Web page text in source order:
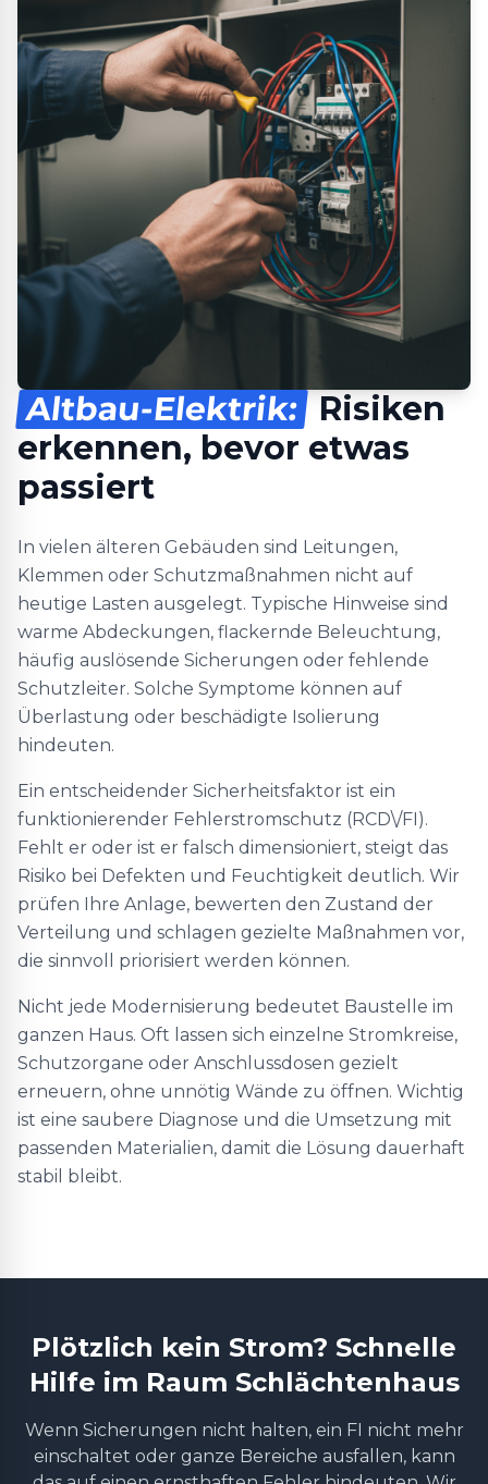
Altbau-Elektrik: Risiken
erkennen, bevor etwas
passiert
In vielen älteren Gebäuden sind Leitungen,
Klemmen oder Schutzmaßnahmen nicht auf
heutige Lasten ausgelegt. Typische Hinweise sind
warme Abdeckungen, flackernde Beleuchtung,
häufig auslösende Sicherungen oder fehlende
Schutzleiter. Solche Symptome können auf
Überlastung oder beschädigte Isolierung
hindeuten.
Ein entscheidender Sicherheitsfaktor ist ein
funktionierender Fehlerstromschutz (RCD\/FI).
Fehlt er oder ist er falsch dimensioniert, steigt das
Risiko bei Defekten und Feuchtigkeit deutlich. Wir
prüfen Ihre Anlage, bewerten den Zustand der
Verteilung und schlagen gezielte Maßnahmen vor,
die sinnvoll priorisiert werden können.
Nicht jede Modernisierung bedeutet Baustelle im
ganzen Haus. Oft lassen sich einzelne Stromkreise,
Schutzorgane oder Anschlussdosen gezielt
erneuern, ohne unnötig Wände zu öffnen. Wichtig
ist eine saubere Diagnose und die Umsetzung mit
passenden Materialien, damit die Lösung dauerhaft
stabil bleibt.
Plötzlich kein Strom? Schnelle
Hilfe im Raum Schlächtenhaus
Wenn Sicherungen nicht halten, ein FI nicht mehr
einschaltet oder ganze Bereiche ausfallen, kann